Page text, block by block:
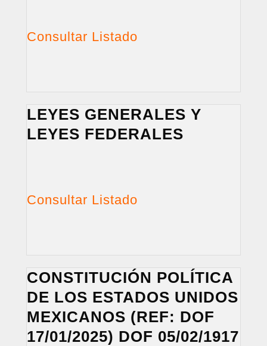
Consultar Listado
LEYES GENERALES Y
LEYES FEDERALES
Consultar Listado
CONSTITUCIÓN POLÍTICA
DE LOS ESTADOS UNIDOS
MEXICANOS (REF: DOF
17/01/2025) DOF 05/02/1917